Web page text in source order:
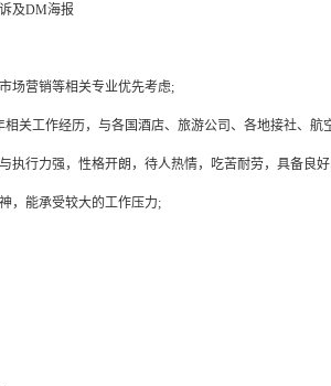
及DM海报
场营销等相关专业优先考虑;
相关工作经历，与各国酒店、旅游公司、各地接社、
执行力强，性格开朗，待人热情，吃苦耐劳，具备良
，能承受较大的工作压力;